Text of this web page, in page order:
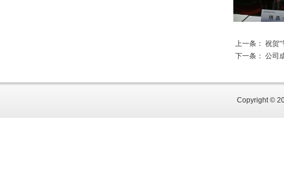
上一条： 祝贺“
下一条： 公司
Copyright ©